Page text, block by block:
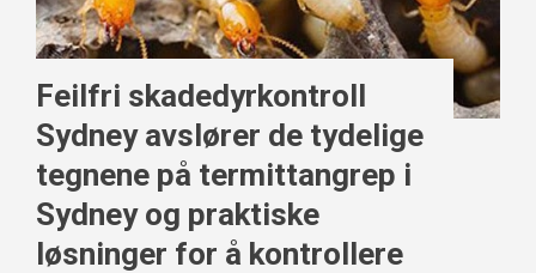
Feilfri skadedyrkontroll
Sydney avslører de tydelige
tegnene på termittangrep i
Sydney og praktiske
løsninger for å kontrollere